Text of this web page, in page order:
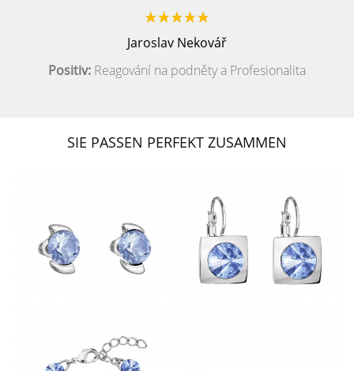
Jaroslav Nekovář
Positiv: Reagování na podněty a Profesionalita
SIE PASSEN PERFEKT ZUSAMMEN